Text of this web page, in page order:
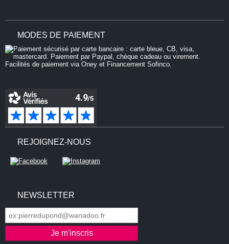
MODES DE PAIEMENT
REJOIGNEZ-NOUS
NEWSLETTER